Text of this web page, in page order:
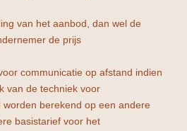
van het aanbod, dan wel de
de prijs
communicatie op afstand indien
van de techniek voor
berekend op een andere
basistarief voor het